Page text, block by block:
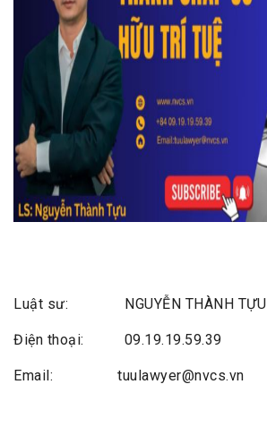
Luật sư: NGUYỄN THÀNH TỰU
Điện thoại: 09.19.19.59.39
Email: tuulawyer@nvcs.vn